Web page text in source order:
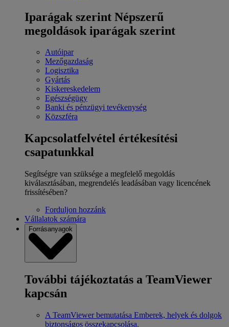
Iparágak szerint Népszerű
megoldások iparágak szerint
Autóipar
Mezőgazdaság
Logisztika
Gyártás
Kiskereskedelem
Egészségügy
Banki és pénzügyi tevékenység
Közszféra
Kapcsolatfelvétel értékesítési
csapatunkkal
Segítségre van szüksége a megfelelő megoldás
kiválasztásában, megrendelés leadásában vagy licencének
frissítésében?
Forduljon hozzánk
Vállalatok számára
Forrásanyagok
További tájékoztatás a TeamViewer
kapcsán
A TeamViewer bemutatása Emberek, helyek és dolgok
biztonságos összekapcsolása.